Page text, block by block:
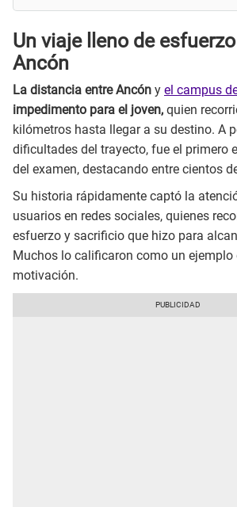
Un viaje lleno de
Ancón
La distancia entre Ancón y el campus
impedimento para el joven, quien
kilómetros hasta llegar a su destino. A
dificultades del trayecto, fue el primero
del examen, destacando entre cientos
Su historia rápidamente captó la
usuarios en redes sociales, quienes
esfuerzo y sacrificio que hizo para
Muchos lo calificaron como un ejemplo
motivación.